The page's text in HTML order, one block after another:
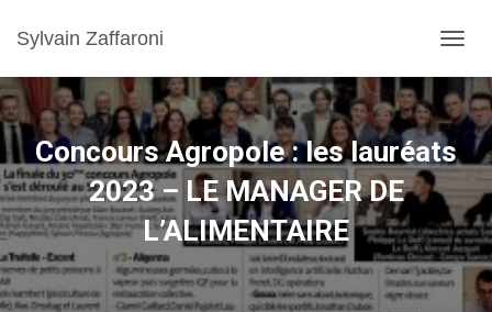
Sylvain Zaffaroni
Concours Agropole : les lauréats
2023 – LE MANAGER DE
L’ALIMENTAIRE